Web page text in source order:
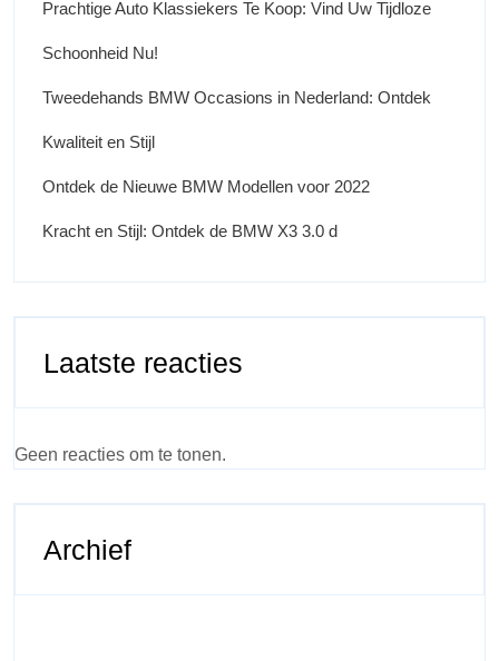
Prachtige Auto Klassiekers Te Koop: Vind Uw Tijdloze
Schoonheid Nu!
Tweedehands BMW Occasions in Nederland: Ontdek
Kwaliteit en Stijl
Ontdek de Nieuwe BMW Modellen voor 2022
Kracht en Stijl: Ontdek de BMW X3 3.0 d
Laatste reacties
Geen reacties om te tonen.
Archief